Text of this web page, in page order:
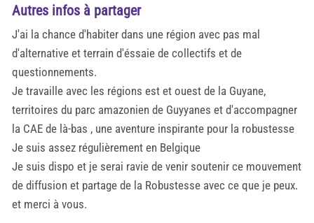
Autres infos à partager
J'ai la chance d'habiter dans une région avec pas mal
d'alternative et terrain d'éssaie de collectifs et de
questionnements.
Je travaille avec les régions est et ouest de la Guyane,
territoires du parc amazonien de Guyyanes et d'accompagner
la CAE de là-bas , une aventure inspirante pour la robustesse
Je suis assez régulièrement en Belgique
Je suis dispo et je serai ravie de venir soutenir ce mouvement
de diffusion et partage de la Robustesse avec ce que je peux.
et merci à vous.